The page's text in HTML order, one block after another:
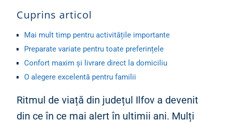
Cuprins articol
Mai mult timp pentru activitățile importante
Preparate variate pentru toate preferințele
Confort maxim și livrare direct la domiciliu
O alegere excelentă pentru familii
Potrivită pentru orice ocazie
Ritmul de viață din județul Ilfov a devenit
din ce în ce mai alert în ultimii ani. Mulți